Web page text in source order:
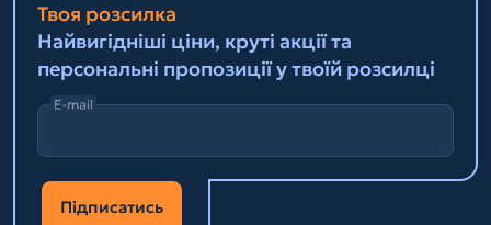
Твоя розсилка
Найвигідніші ціни, круті акції та
персональні пропозиції у твоїй розсилці
E-mail
Підписатись